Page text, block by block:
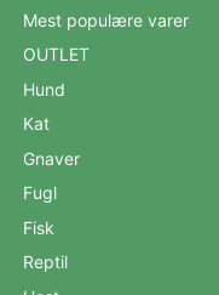
Mest populære varer
OUTLET
Hund
Kat
Gnaver
Fugl
Fisk
Reptil